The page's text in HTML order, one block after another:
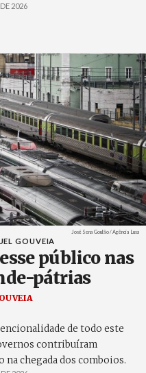
2026
Créditos
José Sena Goulão / Agência Lusa
GOUVEIA
público nas
pátrias
de todo este
contribuíram
na chegada dos comboios.